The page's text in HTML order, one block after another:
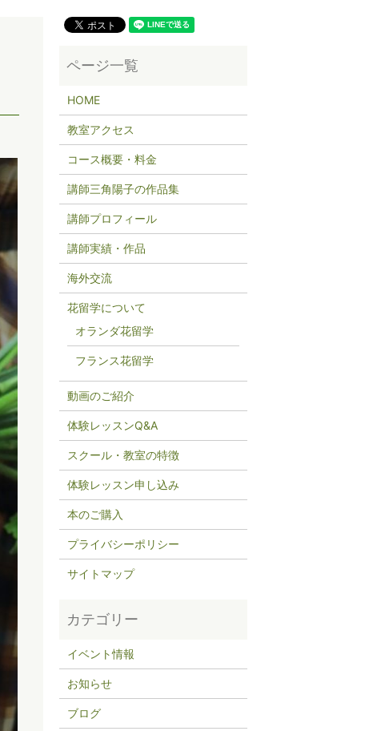
HOME
教室アクセス
コース概要・料金
講師三角陽子の作品集
講師プロフィール
講師実績・作品
海外交流
花留学について
オランダ花留学
フランス花留学
動画のご紹介
体験レッスンQ&A
スクール・教室の特徴
体験レッスン申し込み
本のご購入
プライバシーポリシー
サイトマップ
イベント情報
お知らせ
ブログ